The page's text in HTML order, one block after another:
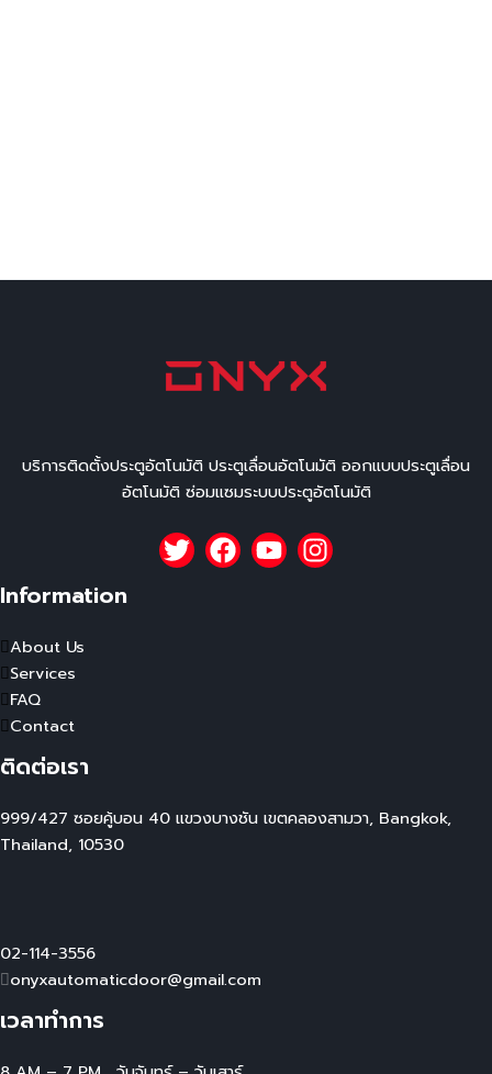
บริการติดตั้งประตูอัตโนมัติ ประตูเลื่อนอัตโนมัติ ออกแบบประตูเลื่อน
อัตโนมัติ ซ่อมแซมระบบประตูอัตโนมัติ
Information
About Us
Services
FAQ
Contact
ติดต่อเรา
999/427 ซอยคู้บอน 40 แขวงบางชัน เขตคลองสามวา, Bangkok,
Thailand, 10530
02-114-3556
onyxautomaticdoor@gmail.com
เวลาทำการ